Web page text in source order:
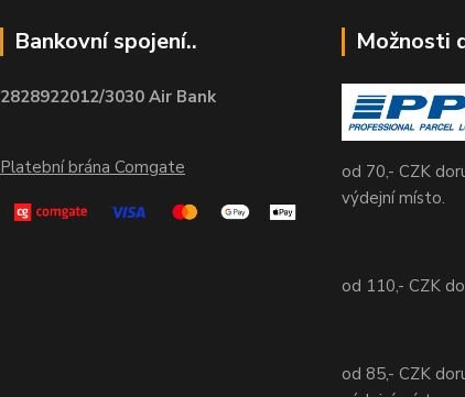
Bankovní spojení..
2828922012/3030 Air Bank
Platební brána Comgate
Možnosti
od 70,- CZK
výdejní místo.
od 110,- CZK
od 85,- CZK